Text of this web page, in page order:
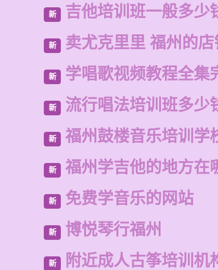
新 吉他培训班一般多少
新 卖尤克里里 福州的
新 学唱歌视频教程全集
新 流行唱法培训班多少
新 福州鼓楼音乐培训学
新 福州学吉他的地方在
新 免费学音乐的网站
新 博悦琴行福州
新 附近成人古筝培训机